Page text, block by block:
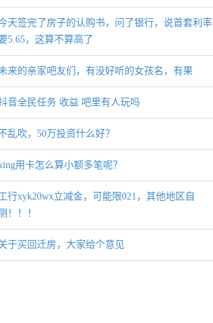
天签完了房子的认购书，问了银行，说首套利率
5.65，这算不算高了
来的亲家吧友们，有没好听的女孩名，有果
音全民任务 收益 吧里有人玩吗
乱吹，50万投资什么好？
用卡怎么算小额多笔呢？
行xyk20wx立减金，可能限021，其他地区自
！！！
于买回迁房，大家给个意见